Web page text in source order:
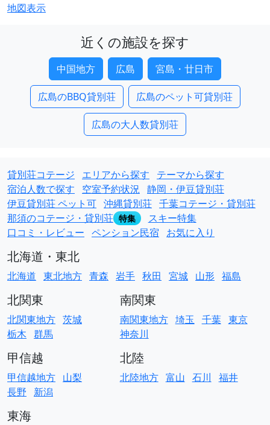
地図表示
近くの施設を探す
中国地方 広島 宮島・廿日市
広島のBBQ貸別荘 広島のペット可貸別荘
広島の大人数貸別荘
貸別荘コテージ エリアから探す
テーマから探す
宿泊人数で探す
空室予約状況 静岡・伊豆貸別荘
伊豆貸別荘 ペット可 沖縄貸別荘 千葉コテージ・貸別荘
那須のコテージ・貸別荘 特集
スキー特集
口コミ・レビュー ペンション民宿 お気に入り
北海道・東北
北海道 東北地方 青森 岩手 秋田 宮城 山形 福島
北関東
北関東地方 茨城
栃木 群馬
南関東
南関東地方 埼玉 千葉 東京
神奈川
甲信越
甲信越地方 山梨
長野
新潟
北陸
北陸地方 富山 石川 福井
東海